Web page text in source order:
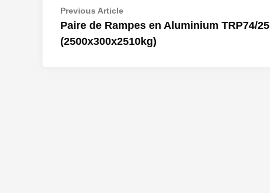
Navigation
de
l’article
Previous ArticlePrevious
article:
Paire de Rampes en Aluminium TRP74/25
(2500x300x2510kg)